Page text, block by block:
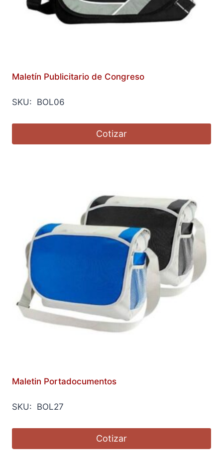
Maletín Publicitario de Congreso
SKU: BOL06
Cotizar
Maletin Portadocumentos
SKU: BOL27
Cotizar